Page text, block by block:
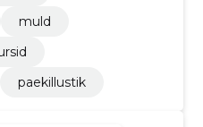
muld
paekillustik